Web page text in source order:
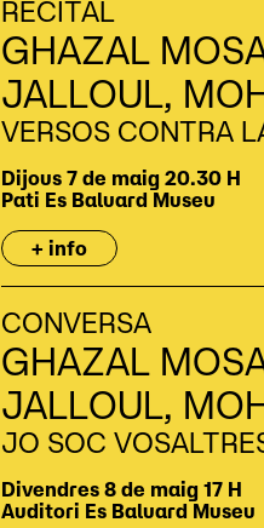
RECITAL
GHAZAL
JALLOUL,
VERSOS CONTRA
Dijous 7 de maig 20.30 H
Pati Es Baluard Museu
+ info
CONVERSA
GHAZAL
JALLOUL,
JO SOC
Divendres 8 de maig 17 H
Auditori Es Baluard Museu